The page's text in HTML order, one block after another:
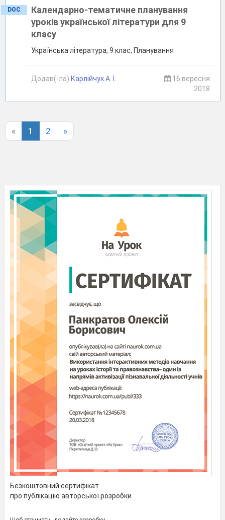
DOC
Календарно-тематичне планування
уроків української літератури для 9
класу
Українська література, 9 клас, Планування
Додав(-ла) Карлійчук А. І.
16 вересня
2018
« 1 2 »
Безкоштовний сертифікат
про публікацію авторської розробки